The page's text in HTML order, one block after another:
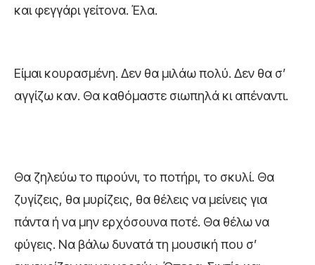
και φεγγάρι γείτονα. Έλα.
Είμαι κουρασμένη. Δεν θα μιλάω πολύ. Δεν θα σ’
αγγίζω καν. Θα καθόμαστε σιωπηλά κι απέναντι.
Θα ζηλεύω το πιρούνι, το ποτήρι, το σκυλί. Θα
ζυγίζεις, θα μυρίζεις, θα θέλεις να μείνεις για
πάντα ή να μην ερχόσουνα ποτέ. Θα θέλω να
φύγεις. Να βάλω δυνατά τη μουσική που σ’